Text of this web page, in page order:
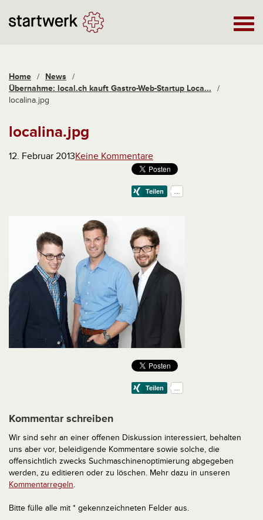
Home / News /
Übernahme: local.ch kauft Gastro-Web-Startup Loca...
/
localina.jpg
localina.jpg
12. Februar 2013Keine Kommentare
Kommentar schreiben
Wir sind sehr an einer offenen Diskussion interessiert, behalten
uns aber vor, beleidigende Kommentare sowie solche, die
offensichtlich zwecks Suchmaschinenoptimierung abgegeben
werden, zu editieren oder zu löschen. Mehr dazu in unseren
Kommentarregeln.
Bitte fülle alle mit * gekennzeichneten Felder aus.